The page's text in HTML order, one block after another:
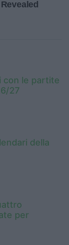
con le partite
27
della
per